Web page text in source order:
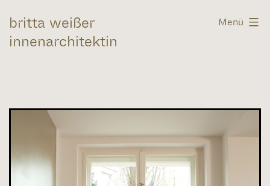
Inhalt
springen
britta weißer
innenarchitektin
Menü